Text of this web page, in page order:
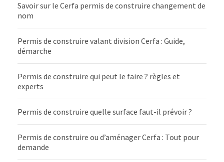
Savoir sur le Cerfa permis de construire changement de
nom
Permis de construire valant division Cerfa : Guide,
démarche
Permis de construire qui peut le faire ? règles et
experts
Permis de construire quelle surface faut-il prévoir ?
Permis de construire ou d’aménager Cerfa : Tout pour
demande